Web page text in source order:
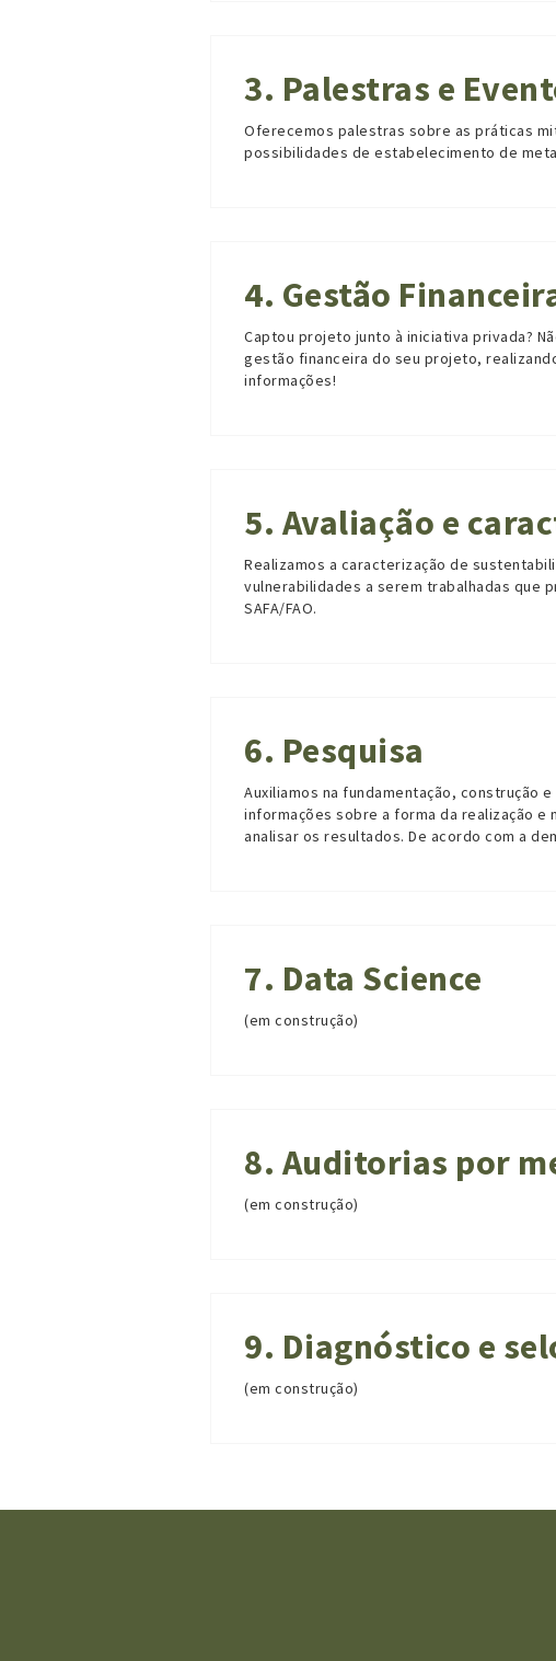
3. Palestras e
Oferecemos palestras sobre as práticas
possibilidades de estabelecimento de
4. Gestão
Captou projeto junto à iniciativa privada?
gestão financeira do seu projeto,
informações!
5. Avaliação e
Realizamos a caracterização de
vulnerabilidades a serem trabalhadas que
SAFA/FAO.
6. Pesquisa
Auxiliamos na fundamentação, construção
informações sobre a forma da realização e
analisar os resultados. De acordo com a
7. Data Science
(em construção)
8. Auditorias por
(em construção)
9. Diagnóstico e
(em construção)